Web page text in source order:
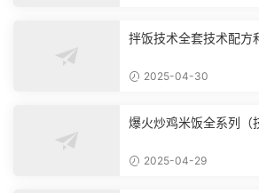
拌饭技术全套技术配方
2025-04-30
爆火炒鸡米饭全系列（
2025-04-29